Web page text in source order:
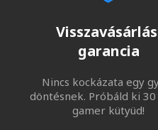
garancia
Nincs kockázata egy
döntésnek. Próbáld ki
gamer kütyüd!